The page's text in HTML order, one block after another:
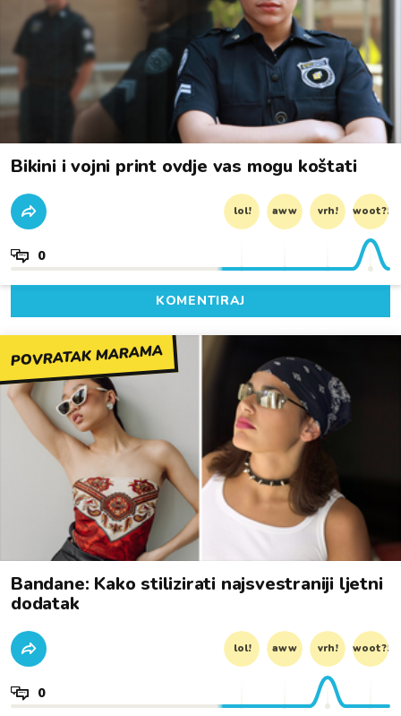
Bikini i vojni print ovdje vas mogu koštati
lol! aww vrh! woot?!
0
KOMENTIRAJ
POVRATAK MARAMA
Bandane: Kako stilizirati najsvestraniji ljetni
dodatak
lol! aww vrh! woot?!
0